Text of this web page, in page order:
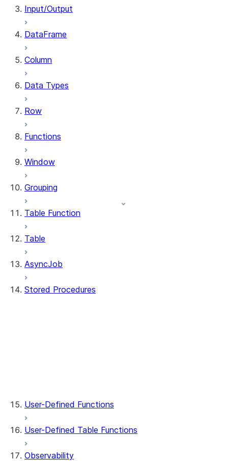
Input/Output
DataFrame
Column
Data Types
Row
Functions
Window
Grouping
Table Function
Table
AsyncJob
Stored Procedures
User-Defined Functions
User-Defined Table Functions
Observability